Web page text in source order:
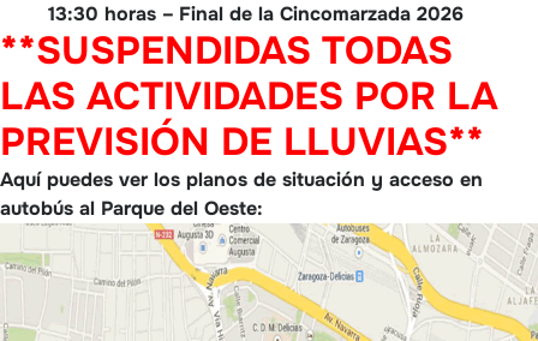
13:30 horas – Final de la Cincomarzada 2026
**SUSPENDIDAS TODAS
LAS ACTIVIDADES POR LA
PREVISIÓN DE LLUVIAS**
Aquí puedes ver los planos de situación y acceso en
autobús al Parque del Oeste: